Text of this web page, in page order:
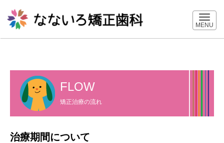
MENU
FLOW
矯正治療の流れ
治療期間について